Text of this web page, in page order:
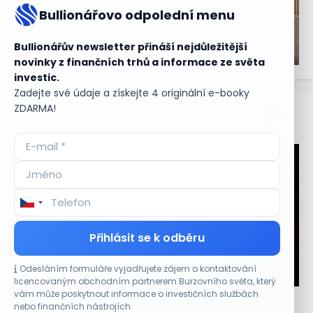
Bullionářovo odpolední menu
Bullionářův newsletter přináší nejdůležitější
novinky z finančních trhů a informace ze světa
investic.
Zadejte své údaje a získejte 4 originální e-booky
ZDARMA!
Přihlásit se k odběru
Odesláním formuláře vyjadřujete zájem o kontaktování
licencovaným obchodním partnerem Burzovního světa, který
vám může poskytnout informace o investičních službách
nebo finančních nástrojích.
Aktuální
CO HÝBE TRHEM
Plány Starlinku srazily akcie T-Mobile, AT&T a